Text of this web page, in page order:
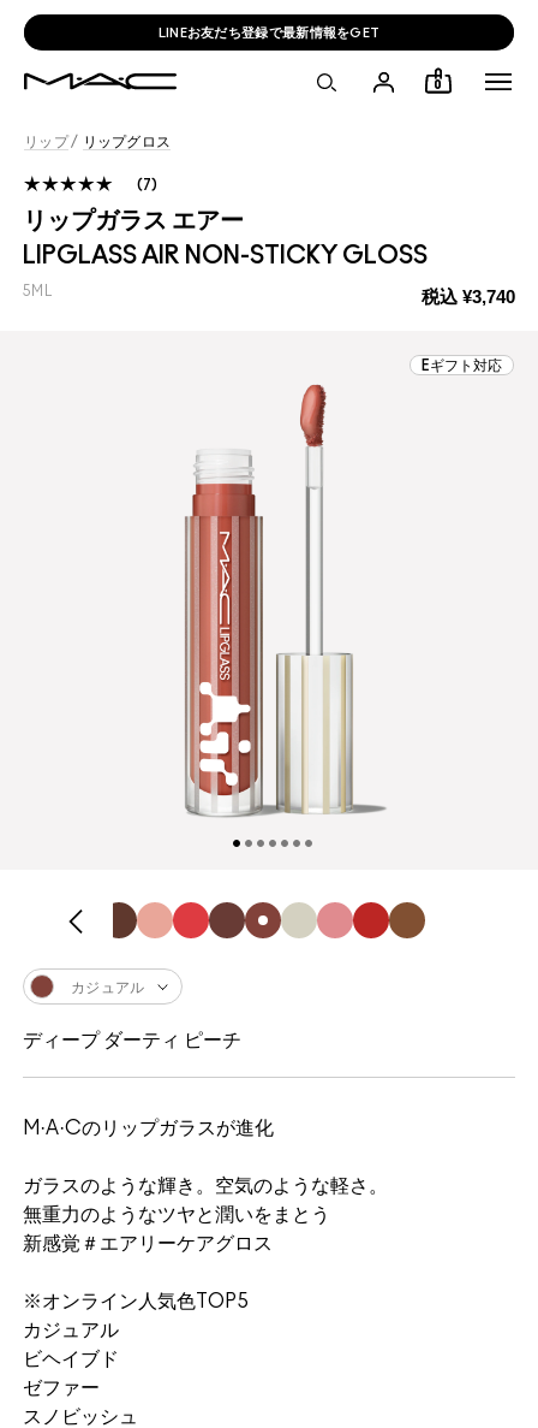
LINEお友だち登録で最新情報をGET
0
リップ/ リップグロス
リップガラス エアー
LIPGLASS AIR NON-STICKY GLOSS
税込 ¥3,740
5ML
7
Eギフト対応
M·A·Cのリップガラスが進化
ガラスのような輝き。空気のような軽さ。
無重力のようなツヤと潤いをまとう
新感覚＃エアリーケアグロス
※オンライン人気色TOP5
カジュアル
ビヘイブド
ゼファー
スノビッシュ
カジュアル
ディープ ダーティ ピーチ